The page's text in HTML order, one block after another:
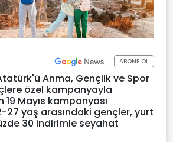
ABONE OL
Anma, Gençlik ve Spor
özel kampanyayla
Mayıs kampanyası
27 yaş arasındaki gençler, yurt
30 indirimle seyahat